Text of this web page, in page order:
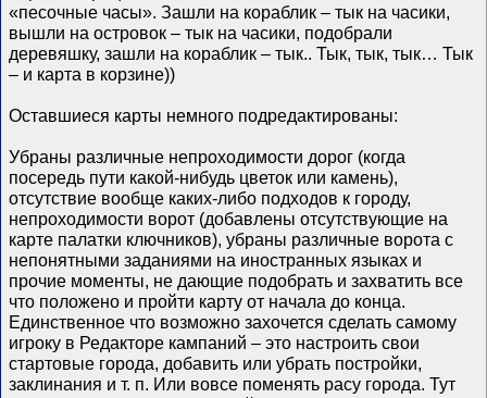
«песочные часы». Зашли на кораблик – тык на часики,
вышли на островок – тык на часики, подобрали
деревяшку, зашли на кораблик – тык.. Тык, тык, тык… Тык
– и карта в корзине))
Оставшиеся карты немного подредактированы:
Убраны различные непроходимости дорог (когда
посередь пути какой-нибудь цветок или камень),
отсутствие вообще каких-либо подходов к городу,
непроходимости ворот (добавлены отсутствующие на
карте палатки ключников), убраны различные ворота с
непонятными заданиями на иностранных языках и
прочие моменты, не дающие подобрать и захватить все
что положено и пройти карту от начала до конца.
Единственное что возможно захочется сделать самому
игроку в Редакторе кампаний – это настроить свои
стартовые города, добавить или убрать постройки,
заклинания и т. п. Или вовсе поменять расу города. Тут